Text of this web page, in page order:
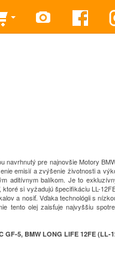
navrhnutý pre najnovšie Motory
emisií a zvýšenie životnosti a
aditívnym balíkom. Je to
si vyžadujú špecifikáciu LL-
a nosiť. Vďaka technológii s
tento olej zaisťuje najvyššiu
GF-5, BMW LONG LIFE 12FE (LL-